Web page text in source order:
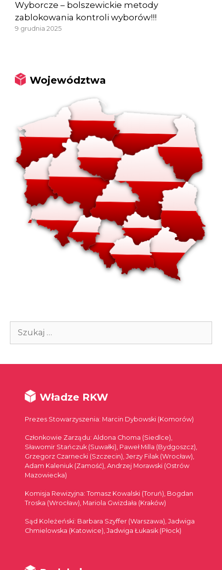
Wyborcze – bolszewickie metody
zablokowania kontroli wyborów!!!
9 grudnia 2025
Województwa
Szukaj:
Władze RKW
Prezes Stowarzyszenia: Marcin Dybowski (Komorów)
Członkowie Zarządu: Aldona Choma (Siedlce),
Sławomir Stańczuk (Suwałki), Paweł Milla (Bydgoszcz),
Grzegorz Czarnecki (Szczecin), Jerzy Filak (Wrocław),
Adam Kaleniuk (Zamość), Andrzej Morawski (Ostrów
Mazowiecka)
Komisja Rewizyjna: Tomasz Kowalski (Toruń), Bogdan
Troska (Wrocław), Mariola Gwizdała (Kraków)
Sąd Koleżeński: Barbara Szyffer (Warszawa), Jadwiga
Chmielowska (Katowice), Jadwiga Łukasik (Płock)